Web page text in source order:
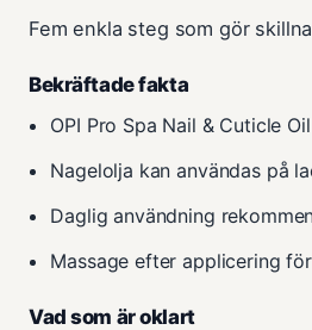
Fem enkla steg som gör
Bekräftade fakta
OPI Pro Spa Nail & Cuticle
Nagelolja kan användas på
Daglig användning
Massage efter applicering
Vad som är oklart